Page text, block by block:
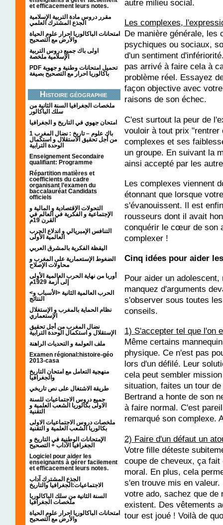
et efficacement leurs notes.
مقرر دروس مادة التربية الإسلامية
الجذع المشترك العلمي
امتحانات الباكالوريا احرار علوم الحياة
والأرض مع التصحيح
اولى باك جميع دروس التربية
الإسلامية ملخصة
PDF تحميل امتحانات وطنية و جهوية
باكالوريا احرار مع التصحيح بصيغة
Histoire géographie
ملخصات الجغرافيا السنة الثانية من
سلك الباكالور
امتحان جهوي في التاريخ و الجغرافيا
1 باك علوم – تاريخ : نضال المغرب
من أجل تحقيق الاستقلال و استكمال
الوحدة الترابية
Enseignement Secondaire
qualifiant: Programme
Répartition matières et
coefficients du cadre
organisant l’examen du
baccalauréat Candidats
officiels
التحولات الإقتصادية و المالية و
الإجتماعية و الفكرية في العالم في
القرن 19م
التنافس الإمبريالي و اندلاع الحرب
العالمية الأولى
اليقظة الفكرية بالمشرق العربي
الضغوط الإستعمارية على المغرب و
محاولات الإصلاح
أوربا من نهاية الحرب العالمية الأولى
إلى أزمة 1929م
<الحرب العالمية الثانية <الأسباب و
النتائج
نظام الحماية بالمغرب و الإستغلال
الإستعماري
نضال المغرب من أجل تحقيق
الإستقلال و استكمال الوحدة الترابية
ملف العولمة و التحديات الراهنة
Examen régional:histoire-géo
2013-casa
منهجية التعامل مع امتحان التاريخ
والجغرافيا
طريقة الاشتغال على نص تاريخي
جميع دروس الاجتماعيات للسنة
الاولى بكالوريا الشعب العلمية و
التقنية
ملخصات دروس الاجتماعيات الاولى
بكالوريا الشعب العلمية و التقنية
الإمتحانات الوطنية في التاريخ و
الجغرافيا الآداب + التصحيح
Logiciel pour aider les
enseignants à gérer facilement
et efficacement leurs notes.
الجذع المشترك آداب
الاجتماعيات:الجغرافيا والتاريخ
السنة الثانية من سلك الباكالوريا
ملخصات الجغرافيا
امتحانات الباكالوريا احرار علوم الحياة
والأرض مع التصحيح
autre milieu social.
Les complexes,
De manière générale, les
psychiques ou sociaux,
d'un sentiment
pas arrivé à faire cela à
problème réel. Essayez
façon objective avec
raisons de son échec.
C'est surtout la peur de
vouloir à tout prix "rentrer
complexes et ses
un groupe. En suivant la
ainsi accepté par les
Les complexes viennent
étonnant que lorsque
s'évanouissent. Il est
rousseurs dont il avait
conquérir le cœur de son
complexer !
Cinq idées pour aider
Pour aider un
manquez d'arguments
s'observer sous toutes
conseils.
1) S'accepter tel que l'on
Même certains
physique. Ce n'est pas
lors d'un défilé. Leur
cela peut sembler
situation, faites un tour
Bertrand a honte de son
à faire normal. C'est
remarqué son complexe.
2) Faire d'un défaut un
Votre fille déteste
coupe de cheveux, ça
moral. En plus, cela
s'en trouve mis en
votre ado, sachez que de
existent. Des vêtements
tour est joué ! Voilà de